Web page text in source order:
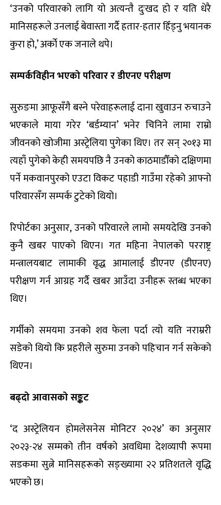
‘उनको परिवारको लागि यो अत्यन्तै दुःखद हो र यति धेरै
मानिसहरूले उनलाई बेवास्ता गर्दै हतार-हतार हिँड्नु भयानक
कुरा हो,’ अर्को एक जनाले थपे।
सम्पर्कविहीन भएको परिवार र डीएनए परीक्षण
सुरुङमा आफूसँगै बस्ने परेवाहरूलाई दाना खुवाउन रुचाउने
भएकाले माया गरेर ‘बर्डम्यान’ भनेर चिनिने लामा राम्रो
जीवनको खोजीमा अस्ट्रेलिया पुगेका थिए। तर सन् २०१३ मा
त्यहाँ पुगेको केही समयपछि नै उनको काठमाडौँको दक्षिणमा
पर्ने मकवानपुरको एउटा विकट पहाडी गाउँमा रहेको आफ्नो
परिवारसँग सम्पर्क टुटेको थियो।
रिपोर्टका अनुसार, उनको परिवारले लामो समयदेखि उनको
कुनै खबर पाएको थिएन। गत महिना नेपालको परराष्ट्र
मन्त्रालयबाट लामाकी वृद्ध आमालाई डीएनए (डीएनए)
परीक्षण गर्न आग्रह गर्दै खबर आउँदा उनीहरू स्तब्ध भएका
थिए।
गर्मीको समयमा उनको शव फेला पर्दा त्यो यति नराम्ररी
सडेको थियो कि प्रहरीले सुरुमा उनको पहिचान गर्न सकेको
थिएन।
बढ्दो आवासको सङ्कट
‘द अस्ट्रेलियन होमलेसनेस मोनिटर २०२४’ का अनुसार
२०२३-२४ सम्मको तीन वर्षको अवधिमा देशव्यापी रूपमा
सडकमा सुत्ने मानिसहरूको सङ्ख्यामा २२ प्रतिशतले वृद्धि
भएको छ।